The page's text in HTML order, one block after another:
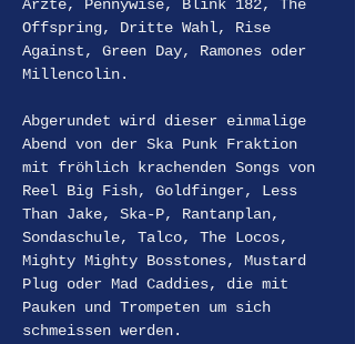
Ärzte, Pennywise, Blink 182, The
Offspring, Dritte Wahl, Rise
Against, Green Day, Ramones oder
Millencolin.
Abgerundet wird dieser einmalige
Abend von der Ska Punk Fraktion
mit fröhlich krachenden Songs von
Reel Big Fish, Goldfinger, Less
Than Jake, Ska-P, Rantanplan,
Sondaschule, Talco, The Locos,
Mighty Mighty Bosstones, Mustard
Plug oder Mad Caddies, die mit
Pauken und Trompeten um sich
schmeissen werden.